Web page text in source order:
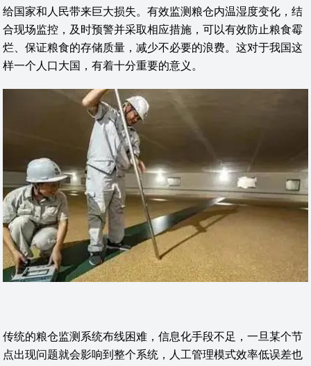
给国家和人民带来巨大损失。有效监测粮仓内温湿度变化，结
合现场监控，及时预警并采取相应措施，可以有效防止粮食霉
烂、保证粮食的存储质量，减少不必要的浪费。这对于我国这
样一个人口大国，有着十分重要的意义。
传统的粮仓监测系统布线困难，信息化手段不足，一旦某个节
点出现问题就会影响到整个系统，人工管理模式效率低误差也